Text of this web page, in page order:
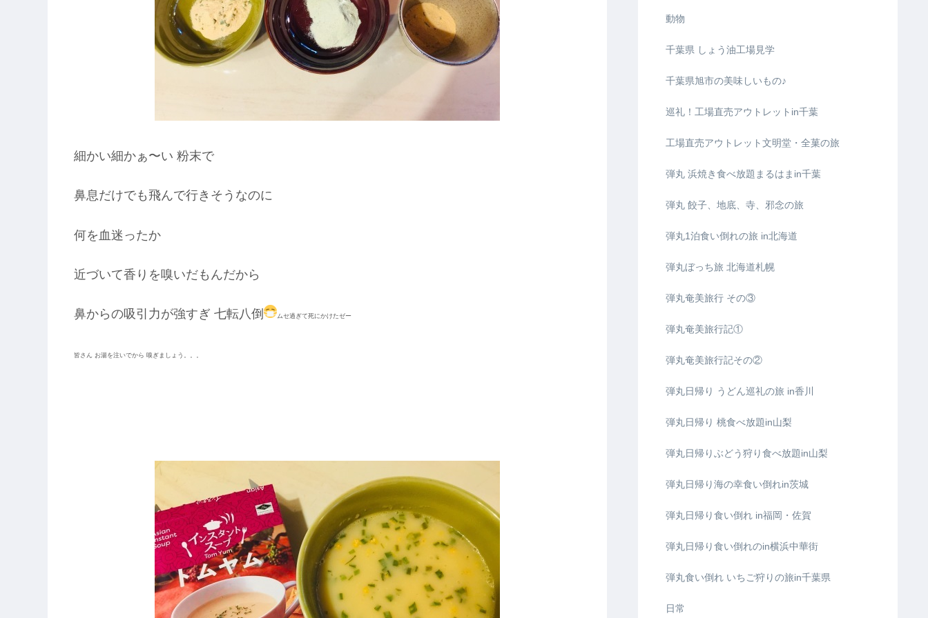
細かい細かぁ〜い 粉末で
鼻息だけでも飛んで行きそうなのに
何を血迷ったか
近づいて香りを嗅いだもんだから
鼻からの吸引力が強すぎ 七転八倒 ムセ過ぎて死にかけたゼー
皆さん お湯を注いでから 嗅ぎましょう。。。
動物
千葉県 しょう油工場見学
千葉県旭市の美味しいもの♪
巡礼！工場直売アウトレットin千葉
工場直売アウトレット文明堂・全菓の旅
弾丸 浜焼き食べ放題まるはまin千葉
弾丸 餃子、地底、寺、邪念の旅
弾丸1泊食い倒れの旅 in北海道
弾丸ぼっち旅 北海道札幌
弾丸奄美旅行 その③
弾丸奄美旅行記①
弾丸奄美旅行記その②
弾丸日帰り うどん巡礼の旅 in香川
弾丸日帰り 桃食べ放題in山梨
弾丸日帰りぶどう狩り食べ放題in山梨
弾丸日帰り海の幸食い倒れin茨城
弾丸日帰り食い倒れ in福岡・佐賀
弾丸日帰り食い倒れのin横浜中華街
弾丸食い倒れ いちご狩りの旅in千葉県
日常